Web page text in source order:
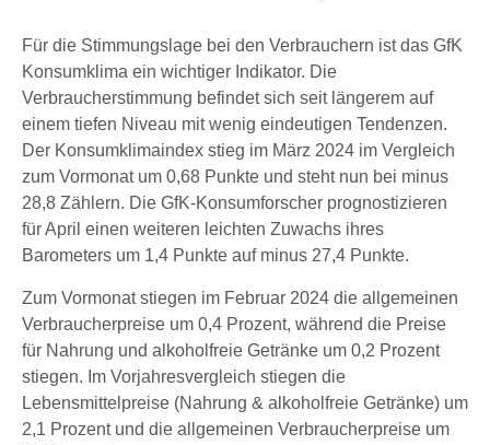
Für die Stimmungslage bei den Verbrauchern ist das GfK
Konsumklima ein wichtiger Indikator. Die
Verbraucherstimmung befindet sich seit längerem auf
einem tiefen Niveau mit wenig eindeutigen Tendenzen.
Der Konsumklimaindex stieg im März 2024 im Vergleich
zum Vormonat um 0,68 Punkte und steht nun bei minus
28,8 Zählern. Die GfK-Konsumforscher prognostizieren
für April einen weiteren leichten Zuwachs ihres
Barometers um 1,4 Punkte auf minus 27,4 Punkte.
Zum Vormonat stiegen im Februar 2024 die allgemeinen
Verbraucherpreise um 0,4 Prozent, während die Preise
für Nahrung und alkoholfreie Getränke um 0,2 Prozent
stiegen. Im Vorjahresvergleich stiegen die
Lebensmittelpreise (Nahrung & alkoholfreie Getränke) um
2,1 Prozent und die allgemeinen Verbraucherpreise um